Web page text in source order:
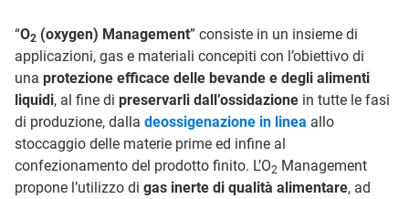
“O2 (oxygen) Management” consiste in un insieme di
applicazioni, gas e materiali concepiti con l’obiettivo di
una protezione efficace delle bevande e degli alimenti
liquidi, al fine di preservarli dall’ossidazione in tutte le fasi
di produzione, dalla deossigenazione in linea allo
stoccaggio delle materie prime ed infine al
confezionamento del prodotto finito. L’O2 Management
propone l’utilizzo di gas inerte di qualità alimentare, ad